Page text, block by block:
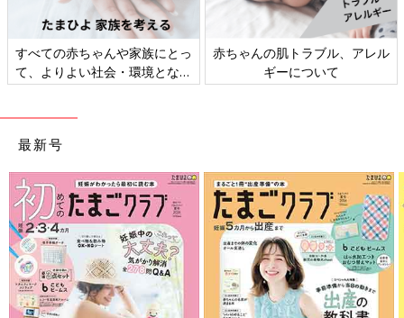
すべての赤ちゃんや家族にとっ
て、よりよい社会・環境となる
ことをめざしてさまざまな課題
赤ちゃんの肌トラブル、アレル
ギーについて
最新号